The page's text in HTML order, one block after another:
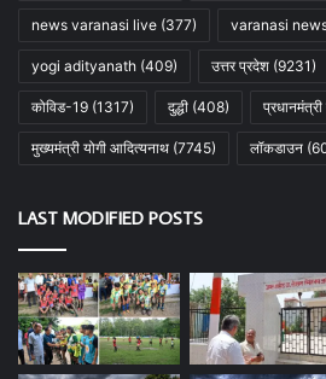
news varanasi live (377) varanasi
yogi adityanath (409) उत्तर प्रदेश (9231)
कोविड-19 (1317) दुद्धी (408) प्रधानमंत्री
मुख्यमंत्री योगी आदित्यनाथ (7745) लॉकडाउन
LAST MODIFIED POSTS